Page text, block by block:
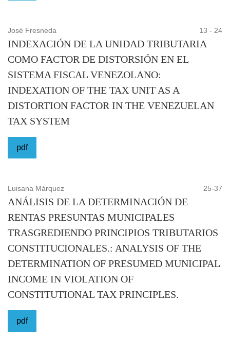
José Fresneda 13 - 24
INDEXACIÓN DE LA UNIDAD TRIBUTARIA
COMO FACTOR DE DISTORSIÓN EN EL
SISTEMA FISCAL VENEZOLANO:
INDEXATION OF THE TAX UNIT AS A
DISTORTION FACTOR IN THE VENEZUELAN
TAX SYSTEM
pdf
Luisana Márquez 25-37
ANÁLISIS DE LA DETERMINACIÓN DE
RENTAS PRESUNTAS MUNICIPALES
TRASGREDIENDO PRINCIPIOS TRIBUTARIOS
CONSTITUCIONALES.: ANALYSIS OF THE
DETERMINATION OF PRESUMED MUNICIPAL
INCOME IN VIOLATION OF
CONSTITUTIONAL TAX PRINCIPLES.
pdf